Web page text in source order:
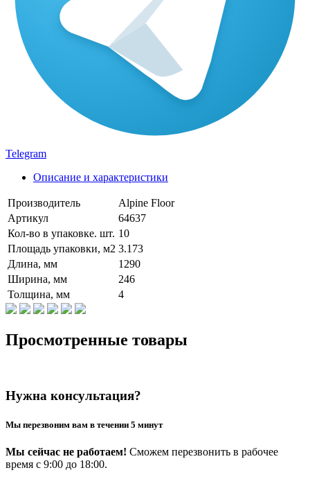
Telegram
Описание и характеристики
Производитель
Alpine Floor
Артикул
64637
Кол-во в упаковке. шт. 10
Площадь упаковки, м2 3.173
Длина, мм
1290
Ширина, мм
246
Толщина, мм
4
Просмотренные товары
Нужна консультация?
Мы перезвоним вам в течении 5 минут
Мы сейчас не работаем! Сможем перезвонить в рабочее
время с 9:00 до 18:00.